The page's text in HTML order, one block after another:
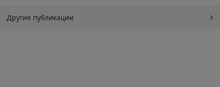
Другие публикации